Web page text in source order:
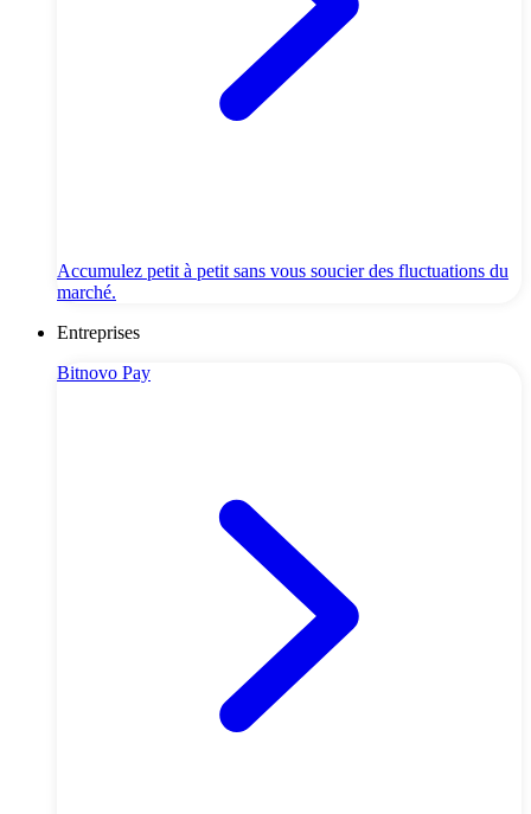
Accumulez petit à petit sans vous soucier des fluctuations du
marché.
Entreprises
Bitnovo Pay